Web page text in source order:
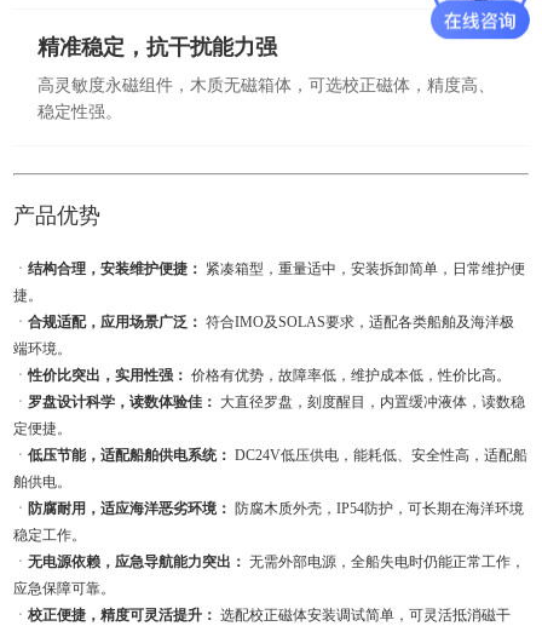
精准稳定，抗干扰能力强
高灵敏度永磁组件，木质无磁箱体，可选校正磁体，精度高、
稳定性强。
产品优势
ㆍ结构合理，安装维护便捷： 紧凑箱型，重量适中，安装拆卸简单，日常维护便
捷。
ㆍ合规适配，应用场景广泛： 符合IMO及SOLAS要求，适配各类船舶及海洋极
端环境。
ㆍ性价比突出，实用性强： 价格有优势，故障率低，维护成本低，性价比高。
ㆍ 罗盘设计科学，读数体验佳： 大直径罗盘，刻度醒目，内置缓冲液体，读数稳
定便捷。
ㆍ低压节能，适配船舶供电系统： DC24V低压供电，能耗低、安全性高，适配船
舶供电。
ㆍ 防腐耐用，适应海洋恶劣环境： 防腐木质外壳，IP54防护，可长期在海洋环境
稳定工作。
ㆍ无电源依赖，应急导航能力突出： 无需外部电源，全船失电时仍能正常工作，
应急保障可靠。
ㆍ校正便捷，精度可灵活提升： 选配校正磁体安装调试简单，可灵活抵消磁干